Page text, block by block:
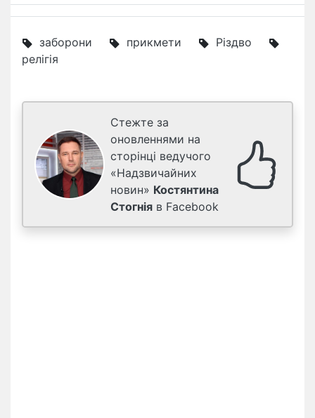
заборони прикмети
Різдво
релігія
Стежте за
оновленнями на
сторінці ведучого
«Надзвичайних
новин» Костянтина
Стогнія в Facebook